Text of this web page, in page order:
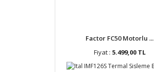
Factor FC50 Motorlu ...
Fiyat : 5.499,00 TL